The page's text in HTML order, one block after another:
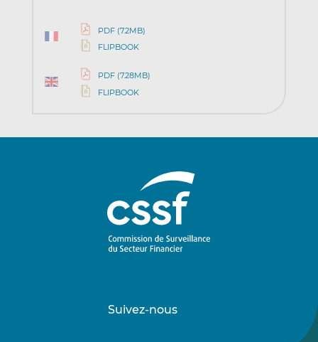
PDF (7.2MB)
FLIPBOOK
PDF (7.28MB)
FLIPBOOK
Suivez-nous